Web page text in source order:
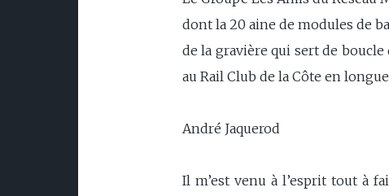
dont la 20 aine de modules de
de la gravière qui sert de
au Rail Club de la Côte en
André Jaquerod
Il m’est venu à l’esprit tout à